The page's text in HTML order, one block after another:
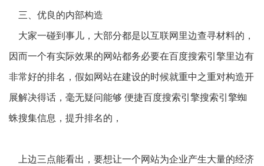
三、优良的内部构造
大家一碰到事儿，大部分都是以互联网里边查寻材料的，
因而一个有实际效果的网站都务必要在百度搜索引擎里边有
非常好的排名，假如网站在建设的时候就重中之重对构造开
展解决得话，毫无疑问能够 便捷百度搜索引擎搜索引擎蜘
蛛搜集信息，提升排名的，
上边三点能看出，要想让一个网站为企业产生大量的经济